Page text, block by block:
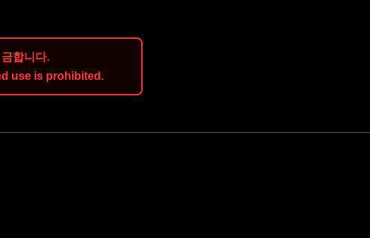
합니다.
use is prohibited.